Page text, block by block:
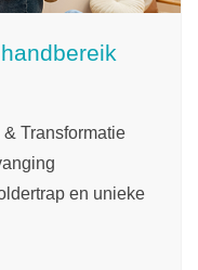
Transformatie
en unieke